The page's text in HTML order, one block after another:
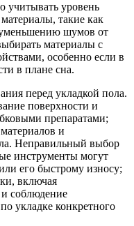
учитывать уровень
такие как
уменьшению шумов от
материалы с
особенно если в
в плане сна.
перед укладкой пола.
поверхности и
препаратами;
и
Неправильный выбор
инструменты могут
его быстрому износу;
включая
и соблюдение
укладке конкретного